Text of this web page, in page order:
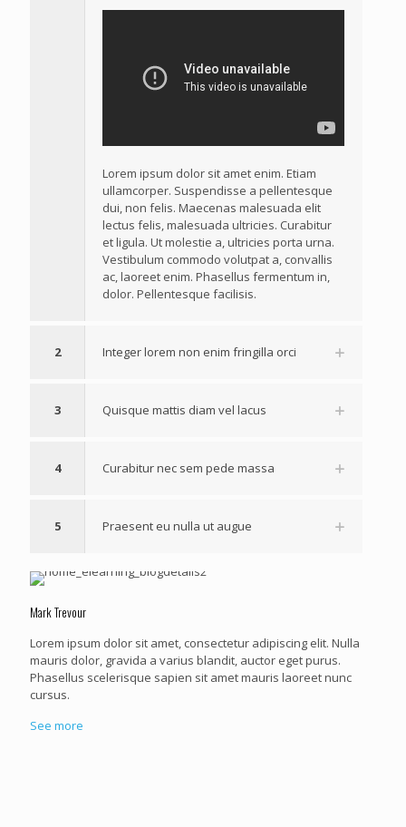
Lorem ipsum dolor sit amet enim. Etiam
ullamcorper. Suspendisse a pellentesque
dui, non felis. Maecenas malesuada elit
lectus felis, malesuada ultricies. Curabitur
et ligula. Ut molestie a, ultricies porta urna.
Vestibulum commodo volutpat a, convallis
ac, laoreet enim. Phasellus fermentum in,
dolor. Pellentesque facilisis.
2 Integer lorem non enim fringilla orci
3 Quisque mattis diam vel lacus
4 Curabitur nec sem pede massa
5 Praesent eu nulla ut augue
Mark Trevour
Lorem ipsum dolor sit amet, consectetur adipiscing elit. Nulla
mauris dolor, gravida a varius blandit, auctor eget purus.
Phasellus scelerisque sapien sit amet mauris laoreet nunc
cursus.
See more